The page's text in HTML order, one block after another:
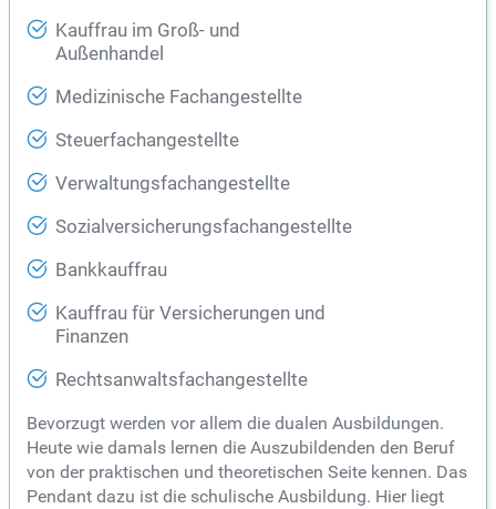
Kauffrau im Groß- und
Außenhandel
Medizinische Fachangestellte
Steuerfachangestellte
Verwaltungsfachangestellte
Sozialversicherungsfachangestellte
Bankkauffrau
Kauffrau für Versicherungen und
Finanzen
Rechtsanwaltsfachangestellte
Bevorzugt werden vor allem die dualen Ausbildungen.
Heute wie damals lernen die Auszubildenden den Beruf
von der praktischen und theoretischen Seite kennen. Das
Pendant dazu ist die schulische Ausbildung. Hier liegt